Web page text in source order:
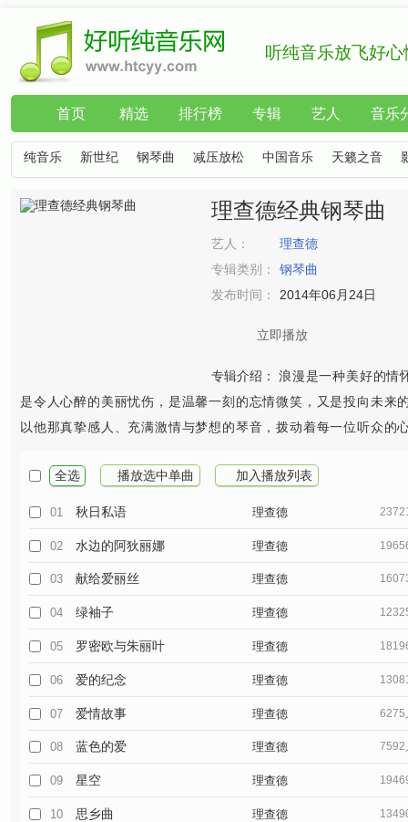
听纯音乐放飞好心
首页 精选 排行榜 专辑 艺人 音乐
纯音乐 新世纪 钢琴曲 减压放松 中国音乐 天籁之音
理查德经典钢琴曲
艺人：
理查德
专辑类别：
钢琴曲
发布时间：
2014年06月24日
立即播放
专辑介绍： 浪漫是一种美好的情
是令人心醉的美丽忧伤，是温馨一刻的忘情微笑，又是投向未来
以他那真挚感人、充满激情与梦想的琴音，拨动着每一位听众的
全选 播放选中单曲 加入播放列表
01 秋日私语 理查德
02 水边的阿狄丽娜 理查德
03 献给爱丽丝 理查德
04 绿袖子 理查德
05 罗密欧与朱丽叶 理查德
06 爱的纪念 理查德
07 爱情故事 理查德 6275
08 蓝色的爱 理查德 7592
09 星空 理查德
10 思乡曲 理查德